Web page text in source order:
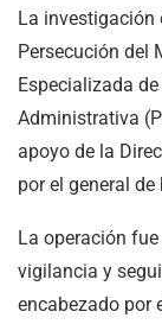
La investigación
Persecución del
Especializada
Administrativa
apoyo de la
por el general de
La operación
vigilancia y
encabezado por